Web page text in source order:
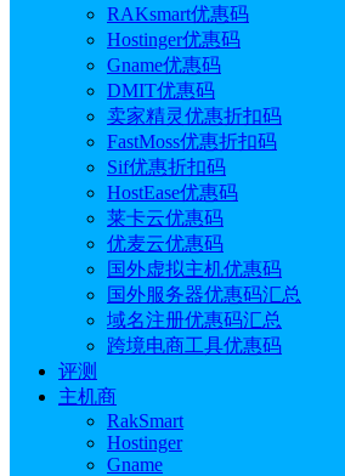
RAKsmart优惠码
Hostinger优惠码
Gname优惠码
DMIT优惠码
卖家精灵优惠折扣码
FastMoss优惠折扣码
Sif优惠折扣码
HostEase优惠码
莱卡云优惠码
优麦云优惠码
国外虚拟主机优惠码
国外服务器优惠码汇总
域名注册优惠码汇总
跨境电商工具优惠码
评测
主机商
RakSmart
Hostinger
Gname
UCloud香港云服务器全
需93元/年
作者: sonya 分类:优惠码
发布时间:
更新于: 2024.07.31 15:56:33